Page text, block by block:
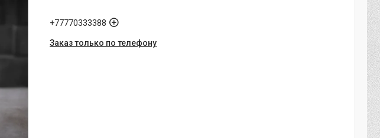
+77770333388
Заказ только по телефону